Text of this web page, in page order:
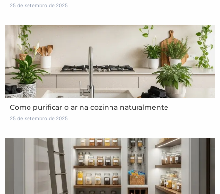
25 de setembro de 2025
Como purificar o ar na cozinha naturalmente
25 de setembro de 2025